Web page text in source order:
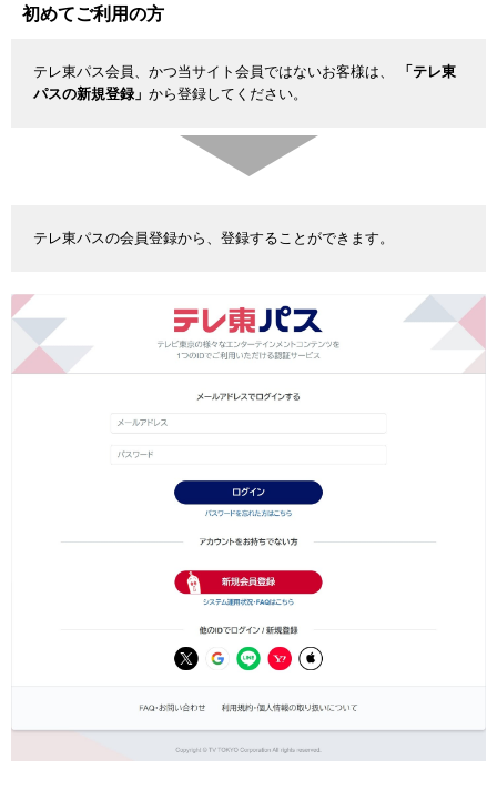
初めてご利用の方
テレ東パス会員、かつ当サイト会員ではないお客様は、
「テレ東
パスの新規登録」 から登録してください。
テレ東パスの会員登録から、登録することができます。